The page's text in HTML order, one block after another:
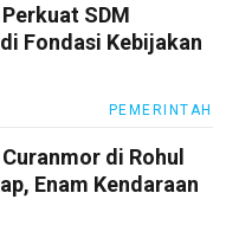
SDM
Fondasi Kebijakan
PEMERINTAH
di Rohul
Enam Kendaraan